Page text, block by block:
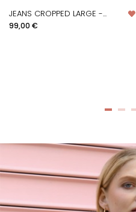
JEANS CROPPED LARGE -...
Prix
99,00 €